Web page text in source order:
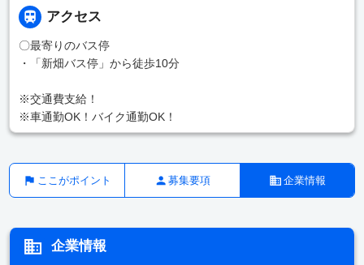
アクセス
〇最寄りのバス停
・「新畑バス停」から徒歩10分
※交通費支給！
※車通勤OK！バイク通勤OK！
ここがポイント 募集要項 企業情報
企業情報